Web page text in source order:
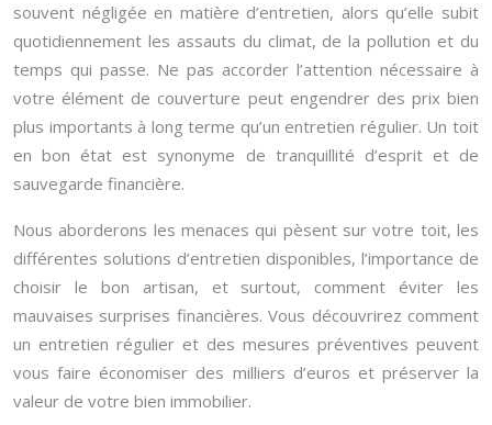
souvent négligée en matière d’entretien, alors qu’elle subit
quotidiennement les assauts du climat, de la pollution et du
temps qui passe. Ne pas accorder l’attention nécessaire à
votre élément de couverture peut engendrer des prix bien
plus importants à long terme qu’un entretien régulier. Un toit
en bon état est synonyme de tranquillité d’esprit et de
sauvegarde financière.
Nous aborderons les menaces qui pèsent sur votre toit, les
différentes solutions d’entretien disponibles, l’importance de
choisir le bon artisan, et surtout, comment éviter les
mauvaises surprises financières. Vous découvrirez comment
un entretien régulier et des mesures préventives peuvent
vous faire économiser des milliers d’euros et préserver la
valeur de votre bien immobilier.